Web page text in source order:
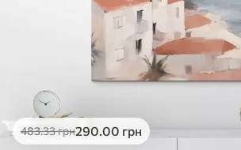
483.33грн290.00 грн